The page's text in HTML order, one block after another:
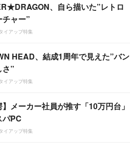
、自ら描いた”レトロ
ャー”
イアップ特集
HEAD、結成1周年で見えた”バン
さ”
イアップ特集
】メーカー社員が推す「10万円台」
パPC
イアップ特集